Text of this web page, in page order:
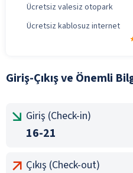
Ücretsiz valesiz otopark
Ücretsiz kablosuz internet
Giriş-Çıkış ve Önemli
Giriş (Check-in)
16-21
Çıkış (Check-out)